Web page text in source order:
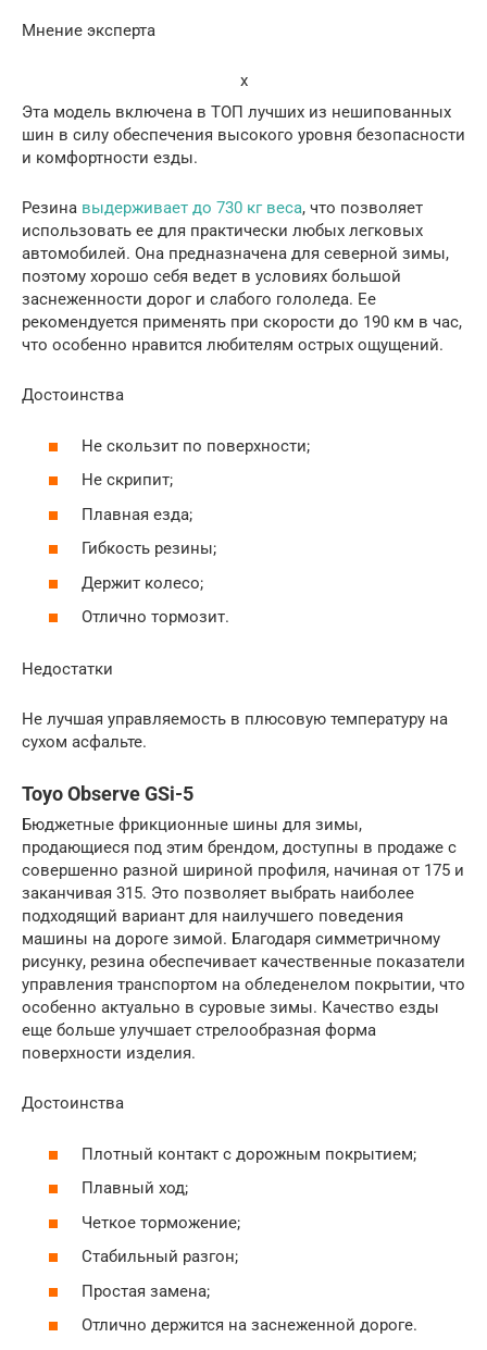
Мнение эксперта
x
Эта модель включена в ТОП лучших из нешипованных
шин в силу обеспечения высокого уровня безопасности
и комфортности езды.
Резина выдерживает до 730 кг веса, что позволяет
использовать ее для практически любых легковых
автомобилей. Она предназначена для северной зимы,
поэтому хорошо себя ведет в условиях большой
заснеженности дорог и слабого гололеда. Ее
рекомендуется применять при скорости до 190 км в час,
что особенно нравится любителям острых ощущений.
Достоинства
Не скользит по поверхности;
Не скрипит;
Плавная езда;
Гибкость резины;
Держит колесо;
Отлично тормозит.
Недостатки
Не лучшая управляемость в плюсовую температуру на
сухом асфальте.
Toyo Observe GSi-5
Бюджетные фрикционные шины для зимы,
продающиеся под этим брендом, доступны в продаже с
совершенно разной шириной профиля, начиная от 175 и
заканчивая 315. Это позволяет выбрать наиболее
подходящий вариант для наилучшего поведения
машины на дороге зимой. Благодаря симметричному
рисунку, резина обеспечивает качественные показатели
управления транспортом на обледенелом покрытии, что
особенно актуально в суровые зимы. Качество езды
еще больше улучшает стрелообразная форма
поверхности изделия.
Достоинства
Плотный контакт с дорожным покрытием;
Плавный ход;
Четкое торможение;
Стабильный разгон;
Простая замена;
Отлично держится на заснеженной дороге.